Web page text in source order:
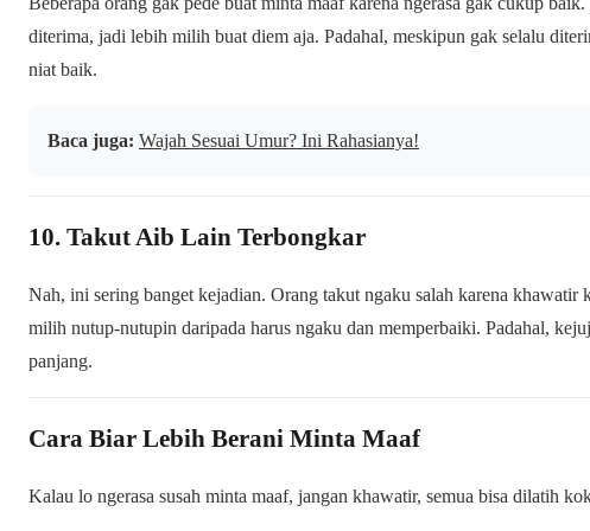
diterima, jadi lebih milih buat diem aja. Padahal, meskipun gak selalu
niat baik.
Baca juga: Wajah Sesuai Umur? Ini Rahasianya!
10. Takut Aib Lain Terbongkar
Nah, ini sering banget kejadian. Orang takut ngaku salah karena khawatir
milih nutup-nutupin daripada harus ngaku dan memperbaiki. Padahal,
panjang.
Cara Biar Lebih Berani Minta Maaf
Kalau lo ngerasa susah minta maaf, jangan khawatir, semua bisa dilatih